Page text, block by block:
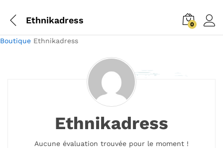
Ethnikadress 0
Boutique Ethnikadress
Ethnikadress
Aucune évaluation trouvée pour le moment !